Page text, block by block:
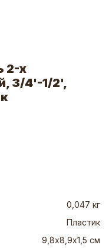
2-х
3/4'-1/2',
0,047 кг
Пластик
9,8х8,9х1,5 см